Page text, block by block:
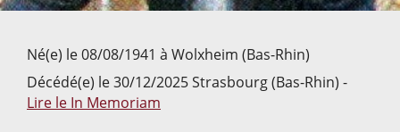
Né(e) le 08/08/1941 à Wolxheim (Bas-Rhin)
Décédé(e) le 30/12/2025 Strasbourg (Bas-Rhin) -
Lire le In Memoriam